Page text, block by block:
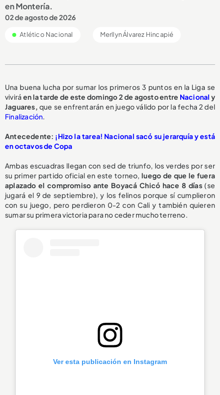
en Montería.
02 de agosto de 2026
Atlético Nacional Merllyn Álvarez Hincapié
Una buena lucha por sumar los primeros 3 puntos en la Liga se
vivirá en la tarde de este domingo 2 de agosto entre Nacional y
Jaguares, que se enfrentarán en juego válido por la fecha 2 del
Finalización.
Antecedente: ¡Hizo la tarea! Nacional sacó su jerarquía y está
en octavos de Copa
Ambas escuadras llegan con sed de triunfo, los verdes por ser
su primer partido oficial en este torneo,luego de que le fuera
aplazado el compromiso ante Boyacá Chicó hace 8 días(se
jugará el 9 de septiembre), y los felinos porque sí cumplieron
con su juego, pero perdieron 0-2 con Cali y también quieren
sumar su primera victoria para no ceder mucho terreno.
Ver esta publicación en Instagram